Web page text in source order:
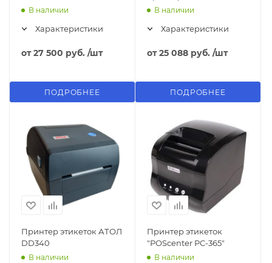
В наличии
Характеристики
от27 500 руб. /шт
ПОДРОБНЕЕ
В наличии
Характеристики
от25 088 руб. /шт
ПОДРОБНЕЕ
Принтер этикеток АТОЛ
DD340
В наличии
Принтер этикеток
"POScenter PC-365"
В наличии